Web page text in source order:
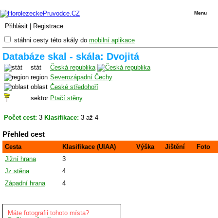
Přihlásit Registrace
Menu
stáhni cesty této skály do mobilní aplikace
Databáze skal - skála: Dvojitá
stát
Česká republika
region Severozápadní Čechy
oblast České středohoří
sektor Ptačí stěny
Počet cest: 3 Klasifikace: 3 až 4
Přehled cest
Cesta Klasifikace (UIAA) Výška Jištění
Foto
Jižní hrana
3
Jz stěna
4
Západní hrana
4
Máte fotografii tohoto místa?